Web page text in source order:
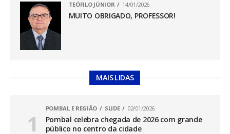
TEÓFILO JÚNIOR 14/01/2026
MUITO OBRIGADO, PROFESSOR!
MAIS LIDAS
POMBAL E REGIÃO SLIDE 02/01/2026
Pombal celebra chegada de 2026 com grande
público no centro da cidade